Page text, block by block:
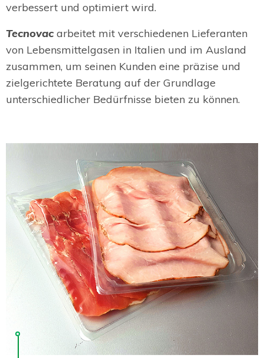
verbessert und optimiert wird.
Tecnovac arbeitet mit verschiedenen Lieferanten
von Lebensmittelgasen in Italien und im Ausland
zusammen, um seinen Kunden eine präzise und
zielgerichtete Beratung auf der Grundlage
unterschiedlicher Bedürfnisse bieten zu können.